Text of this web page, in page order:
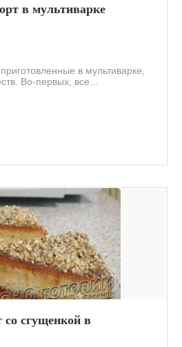
в мультиварке
в мультиварке,
Во-первых, все...
сгущенкой в